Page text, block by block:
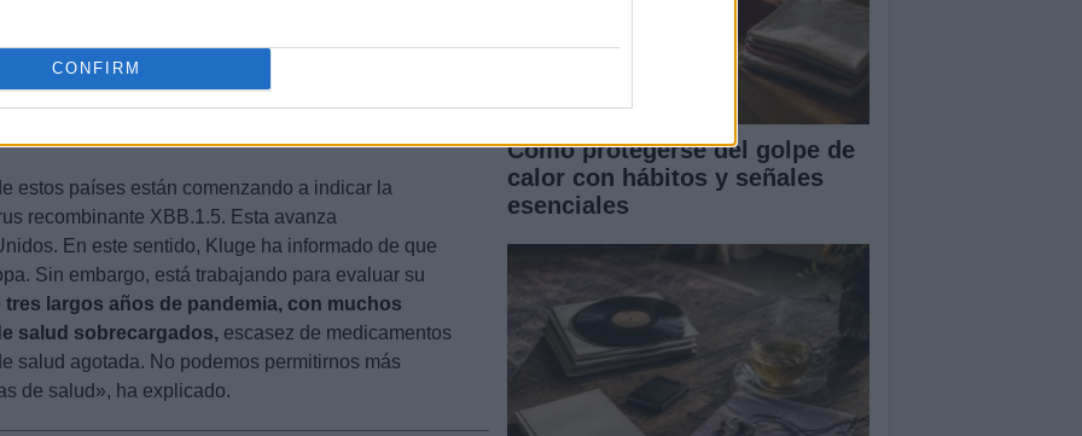
CONFIRM
adopten sean «proporcionadas y no
nuevo virus recombinante
estos países están comenzando a indicar la
recombinante XBB.1.5. Esta avanza
En este sentido, Kluge ha informado de que
Sin embargo, está trabajando para evaluar su
tres largos años de pandemia, con muchos
salud sobrecargados, escasez de medicamentos
salud agotada. No podemos permitirnos más
de salud», ha explicado.
Cómo protegerse del golpe de
calor con hábitos y señales
esenciales